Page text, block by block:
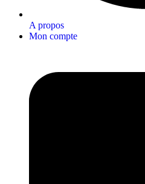
A propos
Mon compte